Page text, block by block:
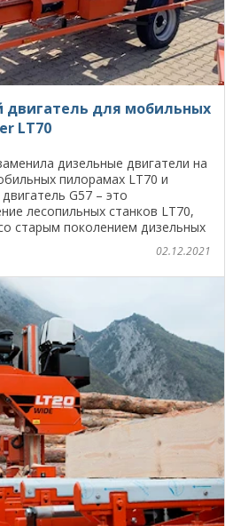
двигатель для мобильных
LT70
дизельные двигатели на
пилорамах LT70 и
G57 – это
лесопильных станков LT70,
старым поколением дизельных
02.12.2021